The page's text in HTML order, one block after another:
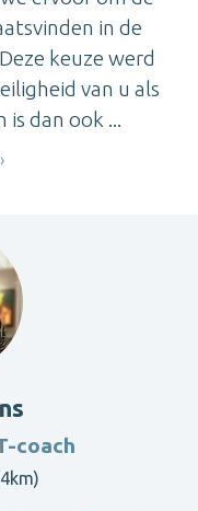
in de
keuze werd
van u als
is dan ook ...
coach